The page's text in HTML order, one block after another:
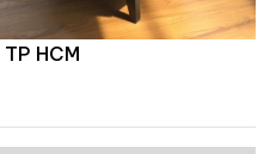
HCM